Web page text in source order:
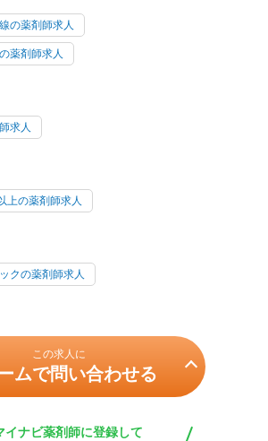
の薬剤師求人
薬剤師求人
求人
上の薬剤師求人
クの薬剤師求人
この求人に
ムで問い合わせる
イナビ薬剤師に登録して